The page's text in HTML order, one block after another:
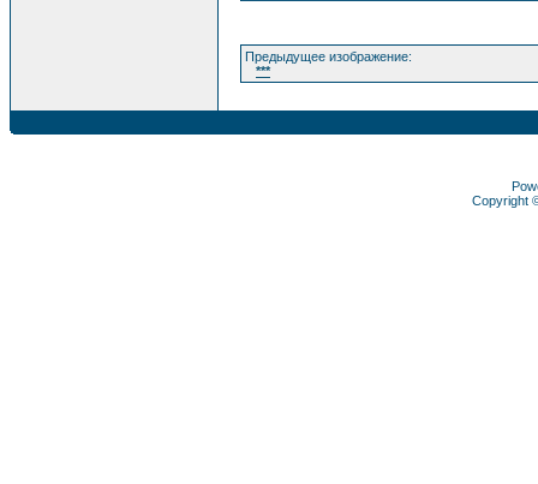
Предыдущее изображение:
***
Copyright